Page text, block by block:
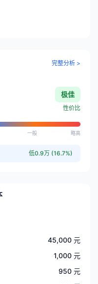
完整分析 >
极佳
性价比
一般 略高
低0.9万 (16.7%)
45,000 元
1,000 元
950 元